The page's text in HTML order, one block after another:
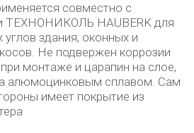
совместно с
ТЕХНОНИКОЛЬ HAUBERK для
здания, оконных и
Не подвержен коррозии
монтаже и царапин на слое,
алюмоцинковым сплавом. Сам
имеет покрытие из